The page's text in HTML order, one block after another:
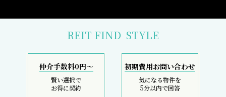
REIT FIND STYLE
仲介手数料0円～
賢い選択で
お得に契約
初期費用お問い合わせ
気になる物件を
5分以内で回答